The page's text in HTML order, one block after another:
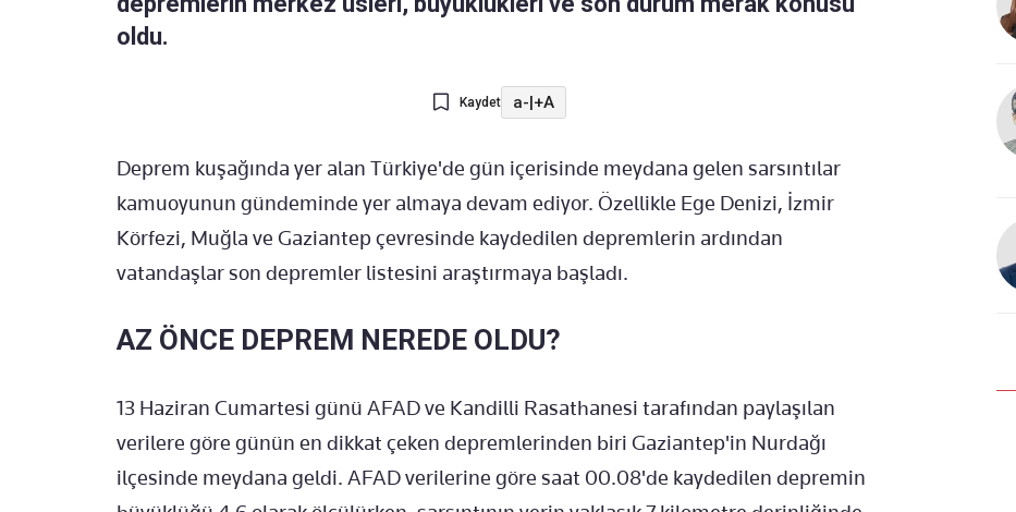
oldu.
Kaydet a-|+A
Deprem kuşağında yer alan Türkiye'de gün içerisinde meydana gelen sarsıntılar
kamuoyunun gündeminde yer almaya devam ediyor. Özellikle Ege Denizi, İzmir
Körfezi, Muğla ve Gaziantep çevresinde kaydedilen depremlerin ardından
vatandaşlar son depremler listesini araştırmaya başladı.
AZ ÖNCE DEPREM NEREDE OLDU?
13 Haziran Cumartesi günü AFAD ve Kandilli Rasathanesi tarafından paylaşılan
verilere göre günün en dikkat çeken depremlerinden biri Gaziantep'in Nurdağı
ilçesinde meydana geldi. AFAD verilerine göre saat 00.08'de kaydedilen depremin